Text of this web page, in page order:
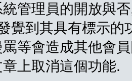
管理員的開放與
覺到其具有標示
等會造成其他會
上取消這個功能.